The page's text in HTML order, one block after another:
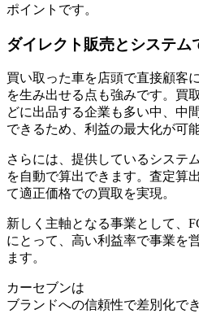
ポイント です。
ダイレクト販売とシステム
買い取った車を店頭で直接顧客
を生み出せる点も強みです。買
どに出品する企業も多い中、 中
できるため、利益の最大化が可
さらには、提供しているシステ
を自動で算出できます。査定算
て適正価格での買取を実現。
新しく主軸となる事業として、
にとって、高い利益率で事業を
ます。
カーセブンは
ブランドへの信頼性で差別化で